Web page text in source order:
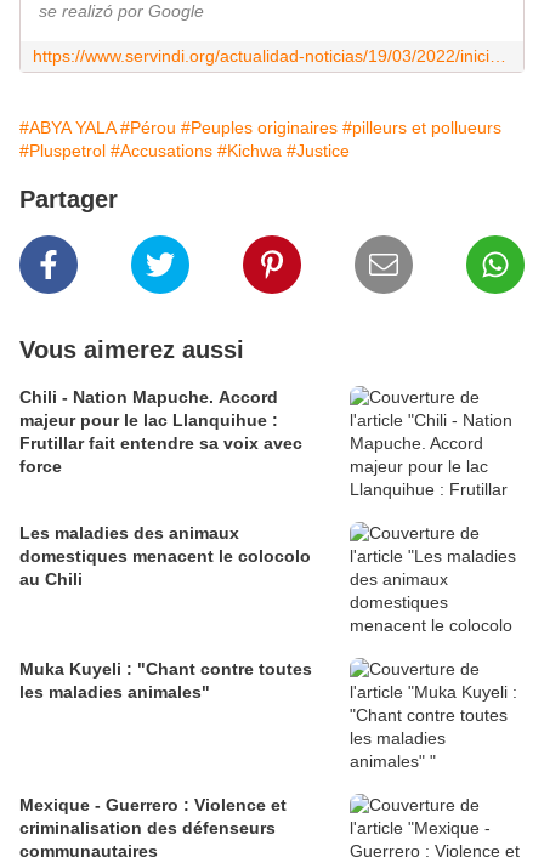
se realizó por Google
#ABYA YALA #Pérou #Peuples originaires #pilleurs et pollueurs
#Pluspetrol #Accusations #Kichwa #Justice
Partager
Vous aimerez aussi
Chili - Nation Mapuche. Accord
majeur pour le lac Llanquihue :
Frutillar fait entendre sa voix avec
force
Les maladies des animaux
domestiques menacent le colocolo
au Chili
Muka Kuyeli : "Chant contre toutes
les maladies animales"
Mexique - Guerrero : Violence et
criminalisation des défenseurs
communautaires